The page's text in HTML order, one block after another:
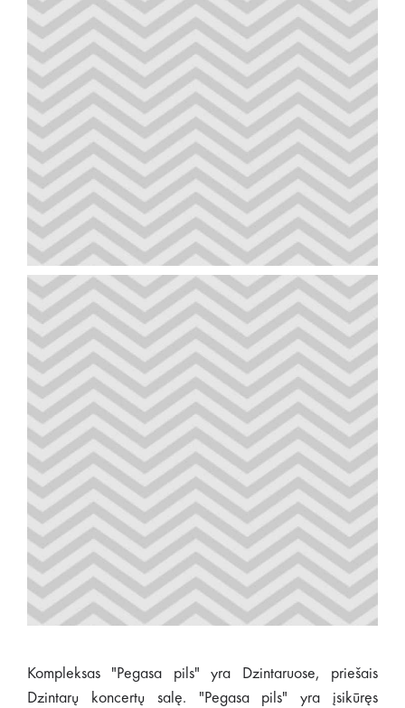
Kompleksas "Pegasa pils" yra Dzintaruose, priešais
Dzintarų koncertų salę. "Pegasa pils" yra įsikūręs